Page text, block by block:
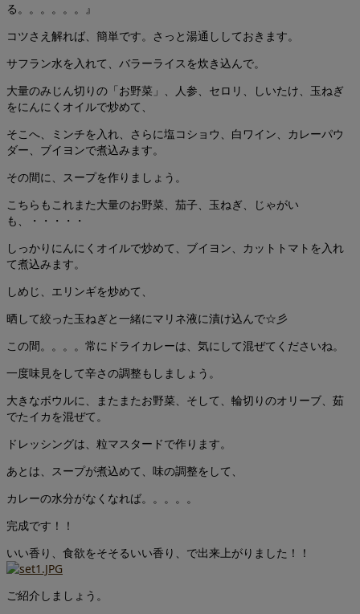
る。。。。。。』
コツさえ解れば、簡単です。さっと湯通ししておきます。
サフラン水を入れて、バラーライスを炊き込んで。
大量のみじん切りの「お野菜」、人参、セロリ、しいたけ、玉ねぎ
をにんにくオイルで炒めて、
そこへ、ミンチを入れ、さらに塩コショウ、白ワイン、カレーパウ
ダー、ブイヨンで煮込みます。
その間に、スープを作りましょう。
こちらもこれまた大量のお野菜、茄子、玉ねぎ、じゃがい
も、・・・・・
しっかりにんにくオイルで炒めて、ブイヨン、カットトマトを入れ
て煮込みます。
しめじ、エリンギを炒めて、
晒して絞った玉ねぎと一緒にマリネ液に漬け込んで☆彡
この間。。。。常にドライカレーは、気にして混ぜてくださいね。
一度味見をして辛さの調整もしましょう。
大きなボウルに、またまたお野菜、そして、輪切りのオリーブ、茹
でたイカを混ぜて。
ドレッシングは、粒マスタードで作ります。
あとは、スープが煮込めて、味の調整をして、
カレーの水分がなくなれば。。。。。
完成です！！
いい香り、食欲をそそるいい香り、で出来上がりました！！
ご紹介しましょう。